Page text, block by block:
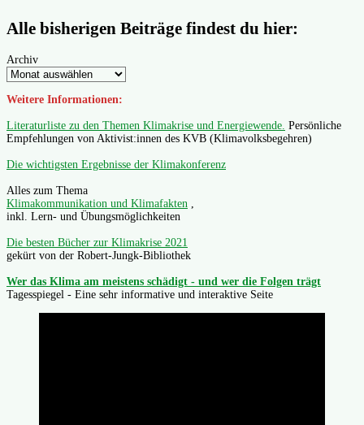
Alle bisherigen Beiträge findest du hier:
Archiv
Weitere Informationen:
Literaturliste zu den Themen Klimakrise und Energiewende. Persönliche
Empfehlungen von Aktivist:innen des KVB (Klimavolksbegehren)
Die wichtigsten Ergebnisse der Klimakonferenz
Alles zum Thema
Klimakommunikation und Klimafakten
inkl. Lern- und Übungsmöglichkeiten
Die besten Bücher zur Klimakrise 2021
gekürt von der Robert-Jungk-Bibliothek
Wer das Klima am meistens schädigt - und wer die Folgen trägt
Tagesspiegel - Eine sehr informative und interaktive Seite